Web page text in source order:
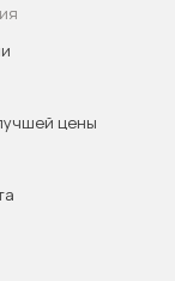
цены